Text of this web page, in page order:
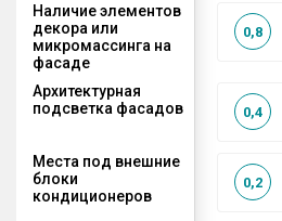
Наличие элементов
декора или
микромассинга на
фасаде
0,8
Архитектурная
подсветка фасадов
0,4
Места под внешние
блоки
кондиционеров
0,2